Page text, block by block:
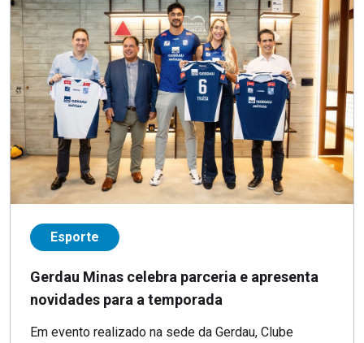
Esporte
Gerdau Minas celebra parceria e apresenta
novidades para a temporada
Em evento realizado na sede da Gerdau, Clube